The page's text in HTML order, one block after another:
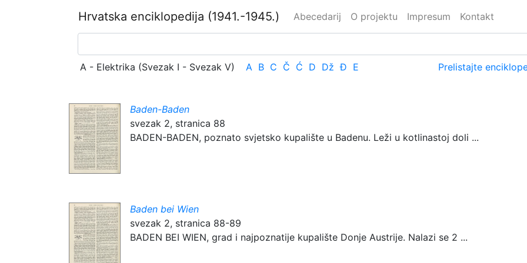
Hrvatska enciklopedija (1941.-1945.) Abecedarij O projektu Impresum Kontakt
A - Elektrika (Svezak I - Svezak V) A B C Č Ć D Dž Đ E Prelistajte
Baden-Baden
svezak 2, stranica 88
BADEN-BADEN, poznato svjetsko kupalište u Badenu. Leži u kotlinastoj doli ...
Baden bei Wien
svezak 2, stranica 88-89
BADEN BEI WIEN, grad i najpoznatije kupalište Donje Austrije. Nalazi se 2 ...